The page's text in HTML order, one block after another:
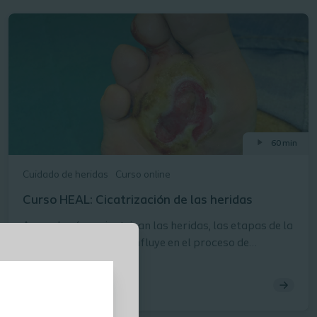
Cuidado de heridas Curso online
60 min
Curso HEAL: Cicatrización de las heridas
Aprenda cómo cicatrizan las heridas, las etapas de la
cicatrización y lo que influye en el proceso de
curación. Después de completar este curso,